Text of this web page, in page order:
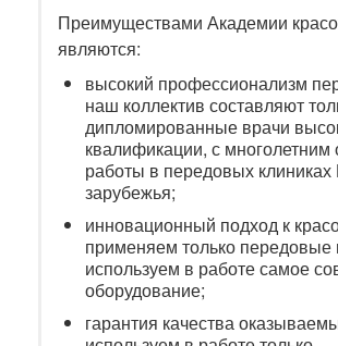
Преимуществами Академии
являются:
высокий профессионализм
наш коллектив составляют
дипломированные врачи
квалификации, с
работы в передовых клиниках
зарубежья;
инновационный подход к
применяем только передовые
используем в работе самое
оборудование;
гарантия качества